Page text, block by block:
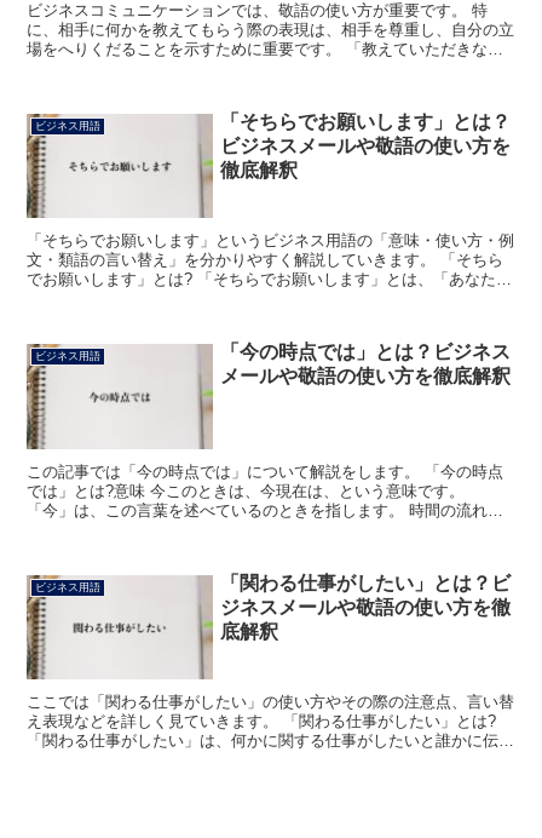
ビジネスコミュニケーションでは、敬語の使い方が重要です。 特
に、相手に何かを教えてもらう際の表現は、相手を尊重し、自分の立
場をへりくだることを示すために重要です。 「教えていただきなが
ビジネス用語
「そちらでお願いします」とは？
ビジネスメールや敬語の使い方を
徹底解釈
「そちらでお願いします」というビジネス用語の「意味・使い方・例
文・類語の言い替え」を分かりやすく解説していきます。 「そちら
でお願いします」とは? 「そちらでお願いします」とは、「あなた
ビジネス用語
「今の時点では」とは？ビジネス
メールや敬語の使い方を徹底解釈
この記事では「今の時点では」について解説をします。 「今の時点
では」とは?意味 今このときは、今現在は、という意味です。
「今」は、この言葉を述べているのときを指します。 時間の流れの
ビジネス用語
「関わる仕事がしたい」とは？ビ
ジネスメールや敬語の使い方を徹
底解釈
ここでは「関わる仕事がしたい」の使い方やその際の注意点、言い替
え表現などを詳しく見ていきます。 「関わる仕事がしたい」とは?
「関わる仕事がしたい」は、何かに関する仕事がしたいと誰かに伝え